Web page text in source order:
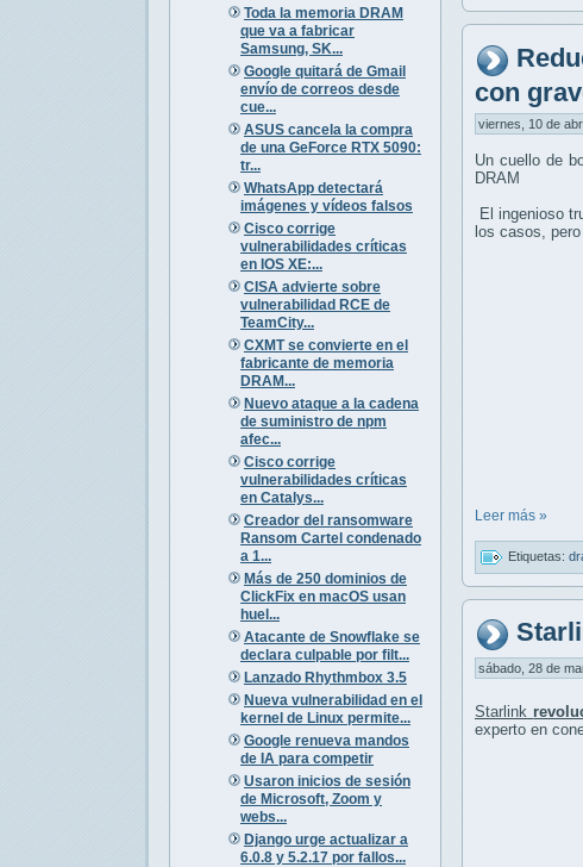
Toda la memoria DRAM
que va a fabricar
Samsung, SK...
Google quitará de Gmail
envío de correos desde
cue...
ASUS cancela la compra
de una GeForce RTX 5090:
tr...
WhatsApp detectará
imágenes y vídeos falsos
Cisco corrige
vulnerabilidades críticas
en IOS XE:...
CISA advierte sobre
vulnerabilidad RCE de
TeamCity...
CXMT se convierte en el
fabricante de memoria
DRAM...
Nuevo ataque a la cadena
de suministro de npm
afec...
Cisco corrige
vulnerabilidades críticas
en Catalys...
Creador del ransomware
Ransom Cartel condenado
a 1...
Más de 250 dominios de
ClickFix en macOS usan
huel...
Atacante de Snowflake se
declara culpable por filt...
Lanzado Rhythmbox 3.5
Nueva vulnerabilidad en el
kernel de Linux permite...
Google renueva mandos
de IA para competir
Usaron inicios de sesión
de Microsoft, Zoom y
webs...
Django urge actualizar a
6.0.8 y 5.2.17 por fallos...
con
viernes, 10 de
Un cuello de
DRAM
El ingenioso
los casos,
Leer más »
Etiquetas:
sábado, 28 de
Starlink
experto en